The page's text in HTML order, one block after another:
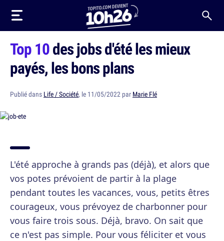
Top 10des jobs d'été les mieux
payés, les bons plans
Publié dans Life / Société, le 11/05/2022 par Marie Flé
L'été approche à grands pas (déjà), et alors que
vos potes prévoient de partir à la plage
pendant toutes les vacances, vous, petits êtres
courageux, vous prévoyez de charbonner pour
vous faire trois sous. Déjà, bravo. On sait que
ce n'est pas simple. Pour vous féliciter et vous